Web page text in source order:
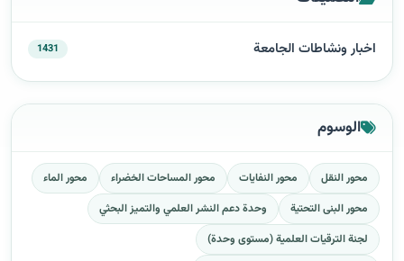
اخبار ونشاطات الجامعة 1431
الوسوم
محور النقل محور النفايات محور المساحات الخضراء
محور الماء
محور البنى التحتية
وحدة دعم النشر العلمي والتميز البحثي
لجنة الترقيات العلمية (مستوى وحدة)